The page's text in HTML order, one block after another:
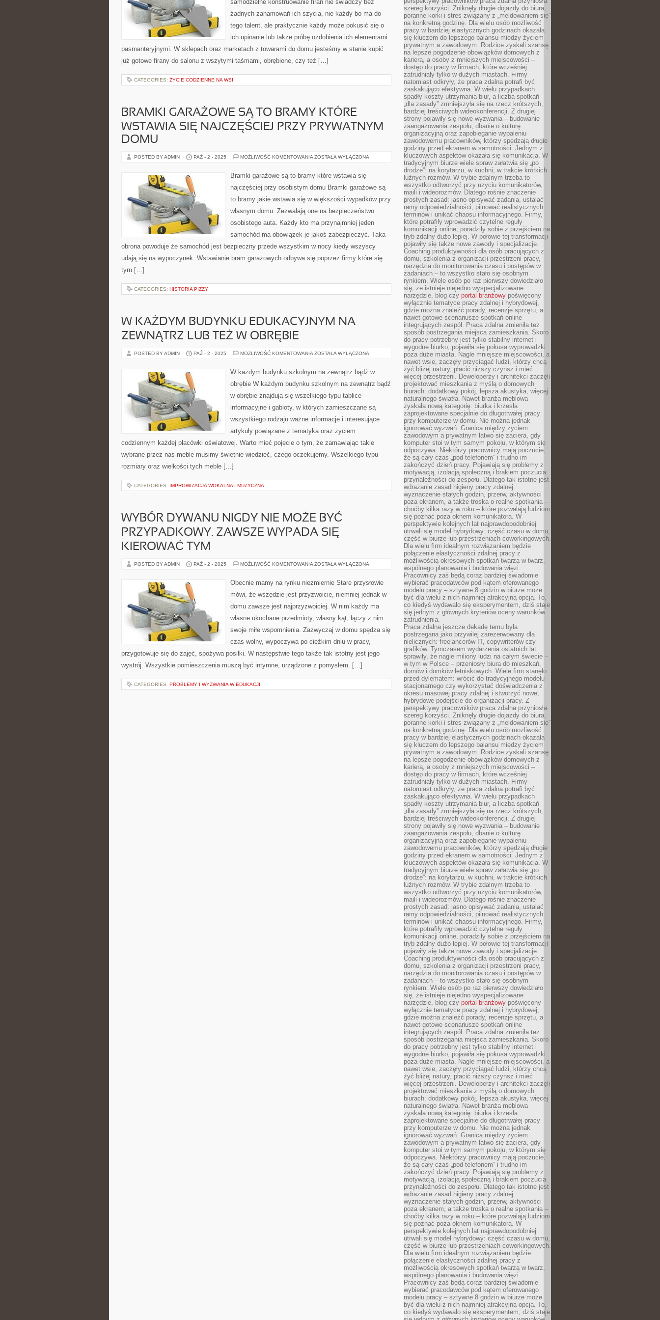
PODZESPOŁÓW
WKŁADU
OBUDOWY
samodzielne konstruowanie firan nie świadczy bez
żadnych zahamowań ich szycia, nie każdy bo ma do
tego talent, ale praktycznie każdy może pokusić się o
ich upinanie lub także próbę ozdobienia ich elementami
pasmanteryjnymi. W sklepach oraz marketach z towarami do domu jesteśmy w stanie kupić
już gotowe firany do salonu z wszytymi taśmami, obrębione, czy też […]
CATEGORIES: ŻYCIE CODZIENNE NA WSI
BRAMKI GARAŻOWE SĄ TO BRAMY KTÓRE
WSTAWIA SIĘ NAJCZĘŚCIEJ PRZY PRYWATNYM
DOMU
POSTED BY ADMIN PAŹ - 2 - 2025 MOŻLIWOŚĆ KOMENTOWANIA BRAMKI
TO
BRAMY
WSTAWIA
NAJCZĘŚCIEJ
PRYWATNYM
ZOSTAŁA WYŁĄCZONA
Bramki garażowe są to bramy które wstawia się
najczęściej przy osobistym domu Bramki garażowe są
to bramy jakie wstawia się w większości wypadków przy
własnym domu. Zezwalają one na bezpieczeństwo
osobistego auta. Każdy kto ma przynajmniej jeden
samochód ma obowiązek je jakoś zabezpieczyć. Taka
obrona powoduje że samochód jest bezpieczny przede wszystkim w nocy kiedy wszyscy
udają się na wypoczynek. Wstawianie bram garażowych odbywa się poprzez firmy które się
tym […]
CATEGORIES: HISTORIA PIZZY
W KAŻDYM BUDYNKU EDUKACYJNYM NA
ZEWNĄTRZ LUB TEŻ W OBRĘBIE
POSTED BY ADMIN PAŹ - 2 - 2025 MOŻLIWOŚĆ KOMENTOWANIA W
EDUKACYJNYM
NA
LUB
W
ZOSTAŁA WYŁĄCZONA
W każdym budynku szkolnym na zewnątrz bądź w
obrębie W każdym budynku szkolnym na zewnątrz bądź
w obrębie znajdują się wszelkiego typu tablice
informacyjne i gabloty, w których zamieszczane są
wszystkiego rodzaju ważne informacje i interesujące
artykuły powiązane z tematyka oraz życiem
codziennym każdej placówki oświatowej. Warto mieć pojęcie o tym, że zamawiając takie
wybrane przez nas meble musimy świetnie wiedzieć, czego oczekujemy. Wszelkiego typu
rozmiary oraz wielkości tych meble […]
CATEGORIES: IMPROWIZACJA WOKALNA I MUZYCZNA
WYBÓR DYWANU NIGDY NIE MOŻE BYĆ
PRZYPADKOWY. ZAWSZE WYPADA SIĘ
KIEROWAĆ TYM
POSTED BY ADMIN PAŹ - 2 - 2025 MOŻLIWOŚĆ KOMENTOWANIA WYBÓR
NIE
MOŻE
PRZYPADKOWY.
WYPADA
KIEROWAĆ
ZOSTAŁA WYŁĄCZONA
Obecnie mamy na rynku niezmiernie Stare przysłowie
mówi, że wszędzie jest przyzwoicie, niemniej jednak w
domu zawsze jest najprzyzwoiciej. W nim każdy ma
własne ukochane przedmioty, własny kąt, łączy z nim
swoje miłe wspomnienia. Zazwyczaj w domu spędza się
czas wolny, wypoczywa po ciężkim dniu w pracy,
przygotowuje się do zajęć, spożywa posiłki. W następstwie tego także tak istotny jest jego
wystrój. Wszystkie pomieszczenia muszą być intymne, urządzone z pomysłem. […]
CATEGORIES: PROBLEMY I WYZWANIA W EDUKACJI
szereg korzyści. Zniknęły długie dojazdy do biura,
poranne korki i stres związany z „meldowaniem się”
na konkretną godzinę. Dla wielu osób możliwość
pracy w bardziej elastycznych godzinach okazała
się kluczem do lepszego balansu między życiem
prywatnym a zawodowym. Rodzice zyskali szansę
na lepsze pogodzenie obowiązków domowych z
karierą, a osoby z mniejszych miejscowości –
dostęp do pracy w firmach, które wcześniej
zatrudniały tylko w dużych miastach. Firmy
natomiast odkryły, że praca zdalna potrafi być
zaskakująco efektywna. W wielu przypadkach
spadły koszty utrzymania biur, a liczba spotkań
„dla zasady” zmniejszyła się na rzecz krótszych,
bardziej treściwych wideokonferencji. Z drugiej
strony pojawiły się nowe wyzwania – budowanie
zaangażowania zespołu, dbanie o kulturę
organizacyjną oraz zapobieganie wypaleniu
zawodowemu pracowników, którzy spędzają długie
godziny przed ekranem w samotności. Jednym z
kluczowych aspektów okazała się komunikacja. W
tradycyjnym biurze wiele spraw załatwia się „po
drodze”: na korytarzu, w kuchni, w trakcie krótkich
luźnych rozmów. W trybie zdalnym trzeba to
wszystko odtworzyć przy użyciu komunikatorów,
maili i wideorozmów. Dlatego rośnie znaczenie
prostych zasad: jasno opisywać zadania, ustalać
ramy odpowiedzialności, pilnować realistycznych
terminów i unikać chaosu informacyjnego. Firmy,
które potrafiły wprowadzić czytelne reguły
komunikacji online, poradziły sobie z przejściem na
tryb zdalny dużo lepiej. W połowie tej transformacji
pojawiły się także nowe zawody i specjalizacje.
Coaching produktywności dla osób pracujących z
domu, szkolenia z organizacji przestrzeni pracy,
narzędzia do monitorowania czasu i postępów w
zadaniach – to wszystko stało się osobnym
rynkiem. Wiele osób po raz pierwszy dowiedziało
się, że istnieje niejedno wyspecjalizowane
narzędzie, blog czy portal branżowy poświęcony
wyłącznie tematyce pracy zdalnej i hybrydowej,
gdzie można znaleźć porady, recenzje sprzętu, a
nawet gotowe scenariusze spotkań online
integrujących zespół. Praca zdalna zmieniła też
sposób postrzegania miejsca zamieszkania. Skoro
do pracy potrzebny jest tylko stabilny internet i
wygodne biurko, pojawiła się pokusa wyprowadzki
poza duże miasta. Nagle mniejsze miejscowości, a
nawet wsie, zaczęły przyciągać ludzi, którzy chcą
żyć bliżej natury, płacić niższy czynsz i mieć
więcej przestrzeni. Deweloperzy i architekci zaczęli
projektować mieszkania z myślą o domowych
biurach: dodatkowy pokój, lepsza akustyka, więcej
naturalnego światła. Nawet branża meblowa
zyskała nową kategorię: biurka i krzesła
zaprojektowane specjalnie do długotrwałej pracy
przy komputerze w domu. Nie można jednak
ignorować wyzwań. Granica między życiem
zawodowym a prywatnym łatwo się zaciera, gdy
komputer stoi w tym samym pokoju, w którym się
odpoczywa. Niektórzy pracownicy mają poczucie,
że są cały czas „pod telefonem” i trudno im
zakończyć dzień pracy. Pojawiają się problemy z
motywacją, izolacją społeczną i brakiem poczucia
przynależności do zespołu. Dlatego tak istotne jest
wdrażanie zasad higieny pracy zdalnej:
wyznaczenie stałych godzin, przerw, aktywności
poza ekranem, a także troska o realne spotkania –
choćby kilka razy w roku – które pozwalają ludziom
się poznać poza oknem komunikatora. W
perspektywie kolejnych lat najprawdopodobniej
utrwali się model hybrydowy: część czasu w domu,
część w biurze lub przestrzeniach coworkingowych.
Dla wielu firm idealnym rozwiązaniem będzie
połączenie elastyczności zdalnej pracy z
możliwością okresowych spotkań twarzą w twarz,
wspólnego planowania i budowania więzi.
Pracownicy zaś będą coraz bardziej świadomie
wybierać pracodawców pod kątem oferowanego
modelu pracy – sztywne 8 godzin w biurze może
być dla wielu z nich najmniej atrakcyjną opcją. To,
co kiedyś wydawało się eksperymentem, dziś staje
się jednym z głównych kryteriów oceny warunków
zatrudnienia.
Praca zdalna jeszcze dekadę temu była
postrzegana jako przywilej zarezerwowany dla
nielicznych: freelancerów IT, copywriterów czy
grafików. Tymczasem wydarzenia ostatnich lat
sprawiły, że nagle miliony ludzi na całym świecie –
w tym w Polsce – przeniosły biura do mieszkań,
domów i domków letniskowych. Wiele firm stanęło
przed dylematem: wrócić do tradycyjnego modelu
stacjonarnego czy wykorzystać doświadczenia z
okresu masowej pracy zdalnej i stworzyć nowe,
hybrydowe podejście do organizacji pracy. Z
perspektywy pracowników praca zdalna przyniosła
szereg korzyści. Zniknęły długie dojazdy do biura,
poranne korki i stres związany z „meldowaniem się”
na konkretną godzinę. Dla wielu osób możliwość
pracy w bardziej elastycznych godzinach okazała
się kluczem do lepszego balansu między życiem
prywatnym a zawodowym. Rodzice zyskali szansę
na lepsze pogodzenie obowiązków domowych z
karierą, a osoby z mniejszych miejscowości –
dostęp do pracy w firmach, które wcześniej
zatrudniały tylko w dużych miastach. Firmy
natomiast odkryły, że praca zdalna potrafi być
zaskakująco efektywna. W wielu przypadkach
spadły koszty utrzymania biur, a liczba spotkań
„dla zasady” zmniejszyła się na rzecz krótszych,
bardziej treściwych wideokonferencji. Z drugiej
strony pojawiły się nowe wyzwania – budowanie
zaangażowania zespołu, dbanie o kulturę
organizacyjną oraz zapobieganie wypaleniu
zawodowemu pracowników, którzy spędzają długie
godziny przed ekranem w samotności. Jednym z
kluczowych aspektów okazała się komunikacja. W
tradycyjnym biurze wiele spraw załatwia się „po
drodze”: na korytarzu, w kuchni, w trakcie krótkich
luźnych rozmów. W trybie zdalnym trzeba to
wszystko odtworzyć przy użyciu komunikatorów,
maili i wideorozmów. Dlatego rośnie znaczenie
prostych zasad: jasno opisywać zadania, ustalać
ramy odpowiedzialności, pilnować realistycznych
terminów i unikać chaosu informacyjnego. Firmy,
które potrafiły wprowadzić czytelne reguły
komunikacji online, poradziły sobie z przejściem na
tryb zdalny dużo lepiej. W połowie tej transformacji
pojawiły się także nowe zawody i specjalizacje.
Coaching produktywności dla osób pracujących z
domu, szkolenia z organizacji przestrzeni pracy,
narzędzia do monitorowania czasu i postępów w
zadaniach – to wszystko stało się osobnym
rynkiem. Wiele osób po raz pierwszy dowiedziało
się, że istnieje niejedno wyspecjalizowane
narzędzie, blog czy portal branżowy poświęcony
wyłącznie tematyce pracy zdalnej i hybrydowej,
gdzie można znaleźć porady, recenzje sprzętu, a
nawet gotowe scenariusze spotkań online
integrujących zespół. Praca zdalna zmieniła też
sposób postrzegania miejsca zamieszkania. Skoro
do pracy potrzebny jest tylko stabilny internet i
wygodne biurko, pojawiła się pokusa wyprowadzki
poza duże miasta. Nagle mniejsze miejscowości, a
nawet wsie, zaczęły przyciągać ludzi, którzy chcą
żyć bliżej natury, płacić niższy czynsz i mieć
więcej przestrzeni. Deweloperzy i architekci zaczęli
projektować mieszkania z myślą o domowych
biurach: dodatkowy pokój, lepsza akustyka, więcej
naturalnego światła. Nawet branża meblowa
zyskała nową kategorię: biurka i krzesła
zaprojektowane specjalnie do długotrwałej pracy
przy komputerze w domu. Nie można jednak
ignorować wyzwań. Granica między życiem
zawodowym a prywatnym łatwo się zaciera, gdy
komputer stoi w tym samym pokoju, w którym się
odpoczywa. Niektórzy pracownicy mają poczucie,
że są cały czas „pod telefonem” i trudno im
zakończyć dzień pracy. Pojawiają się problemy z
motywacją, izolacją społeczną i brakiem poczucia
przynależności do zespołu. Dlatego tak istotne jest
wdrażanie zasad higieny pracy zdalnej:
wyznaczenie stałych godzin, przerw, aktywności
poza ekranem, a także troska o realne spotkania –
choćby kilka razy w roku – które pozwalają ludziom
się poznać poza oknem komunikatora. W
perspektywie kolejnych lat najprawdopodobniej
utrwali się model hybrydowy: część czasu w domu,
część w biurze lub przestrzeniach coworkingowych.
Dla wielu firm idealnym rozwiązaniem będzie
połączenie elastyczności zdalnej pracy z
możliwością okresowych spotkań twarzą w twarz,
wspólnego planowania i budowania więzi.
Pracownicy zaś będą coraz bardziej świadomie
wybierać pracodawców pod kątem oferowanego
modelu pracy – sztywne 8 godzin w biurze może
być dla wielu z nich najmniej atrakcyjną opcją. To,
co kiedyś wydawało się eksperymentem, dziś staje